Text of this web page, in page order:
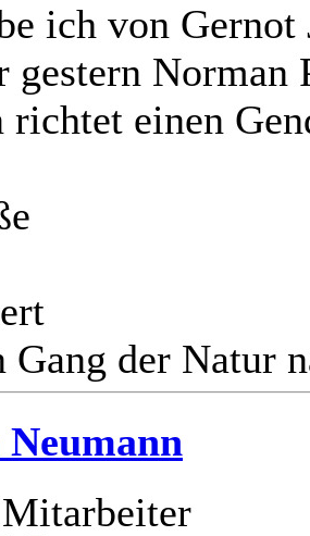
ich von
gestern
richtet einen
Gang der Natur